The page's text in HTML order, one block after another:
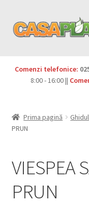
Pesticide
Produse BIO
Igienă publică
Comenzi telefonice:
8:00 - 16:00 ||
Prima pagină
PRUN
VIESPEA
PRUN